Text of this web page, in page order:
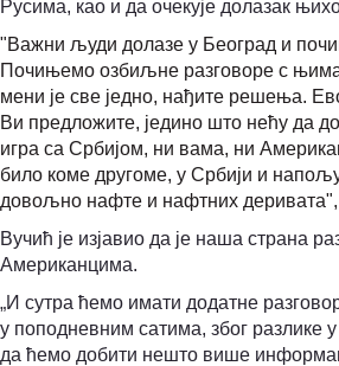
Русима, као и да очекује долазак
"Важни људи долазе у Београд и
Почињемо озбиљне разговоре с
мени је све једно, нађите решења.
Ви предложите, једино што нећу да
игра са Србијом, ни вама, ни
било коме другоме, у Србији и
довољно нафте и нафтних деривата",
Вучић је изјавио да је наша страна
Американцима.
„И сутра ћемо имати додатне
у поподневним сатима, због разлике
да ћемо добити нешто више